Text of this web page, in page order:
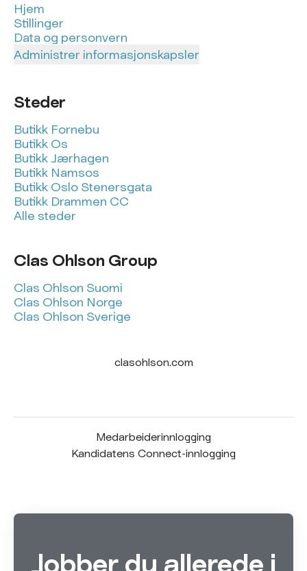
Hjem
Stillinger
Data og personvern
Administrer informasjonskapsler
Steder
Butikk Fornebu
Butikk Os
Butikk Jærhagen
Butikk Namsos
Butikk Oslo Stenersgata
Butikk Drammen CC
Alle steder
Clas Ohlson Group
Clas Ohlson Suomi
Clas Ohlson Norge
Clas Ohlson Sverige
clasohlson.com
Medarbeiderinnlogging
Kandidatens Connect-innlogging
Jobber du allerede i